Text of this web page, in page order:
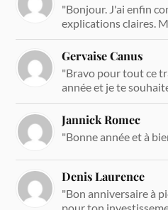
"Bonjour. J'ai enfin
explications claires.
Gervaise Canus
"Bravo pour tout ce
année et je te
Jannick Romec
"Bonne année et à
Denis Laurence
"Bon anniversaire à
pour ton